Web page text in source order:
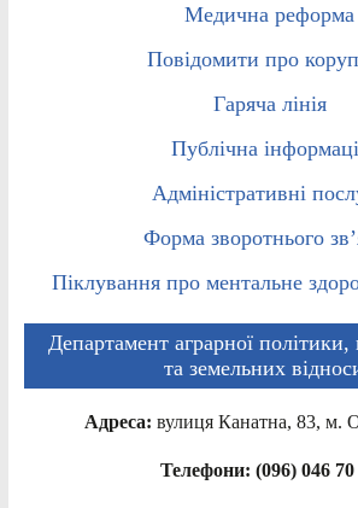
Медична реформа
Повідомити про
Гаряча лінія
Публічна
Адміністративні
Форма зворотнього
Піклування про ментальне
Департамент аграрної політики,
та земельних
Адреса: вулиця Канатна, 83, м.
Телефони: (096) 046 70